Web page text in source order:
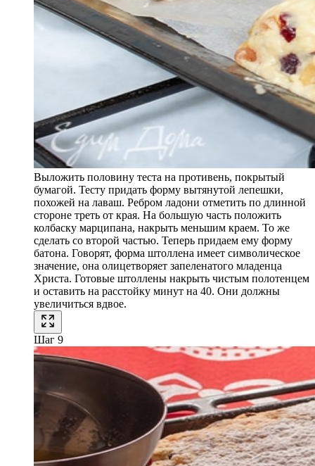
Выложить половину теста на противень, покрытый
бумагой. Тесту придать форму вытянутой лепешки,
похожей на лаваш. Ребром ладони отметить по длинной
стороне треть от края. На большую часть положить
колбаску марципана, накрыть меньшим краем. То же
сделать со второй частью. Теперь придаем ему форму
батона. Говорят, форма штоллена имеет символическое
значение, она олицетворяет запеленатого младенца
Христа. Готовые штоллены накрыть чистым полотенцем
и оставить на расстойку минут на 40. Они должны
увеличиться вдвое.
Шаг 9